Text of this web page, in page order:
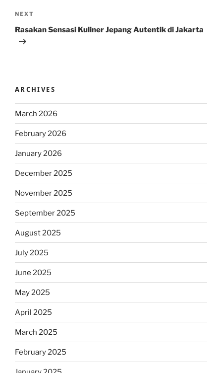
Next
Post
NEXT
Rasakan Sensasi Kuliner Jepang Autentik di Jakarta
ARCHIVES
March 2026
February 2026
January 2026
December 2025
November 2025
September 2025
August 2025
July 2025
June 2025
May 2025
April 2025
March 2025
February 2025